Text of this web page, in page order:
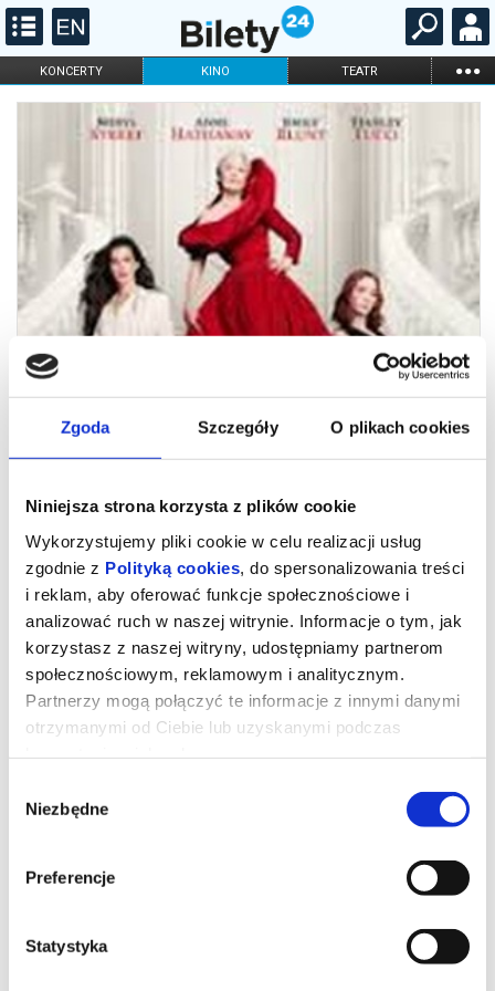
Zgoda Szczegóły O plikach cookies
Niniejsza strona korzysta z plików cookie
Wykorzystujemy pliki cookie w celu realizacji usług
zgodnie z Polityką cookies , do spersonalizowania treści
i reklam, aby oferować funkcje społecznościowe i
analizować ruch w naszej witrynie. Informacje o tym, jak
korzystasz z naszej witryny, udostępniamy partnerom
społecznościowym, reklamowym i analitycznym.
Partnerzy mogą połączyć te informacje z innymi danymi
otrzymanymi od Ciebie lub uzyskanymi podczas
zgody
Niezbędne
Preferencje
Statystyka
KONCERTY KINO TEATR ...
FILHARMONIA OPERA I BALET
DLA DZIECI
ONLINE KARNETY
Diabeł ubiera się u Prady 2
Miranda Priestly walczy ze swoją byłą asystentką Emily - a
papierowej.